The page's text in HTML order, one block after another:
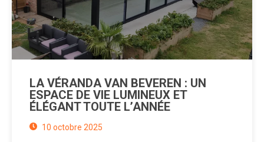
LA VÉRANDA VAN BEVEREN : UN
ESPACE DE VIE LUMINEUX ET
ÉLÉGANT TOUTE L’ANNÉE
10 octobre 2025